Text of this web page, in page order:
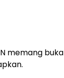
memang